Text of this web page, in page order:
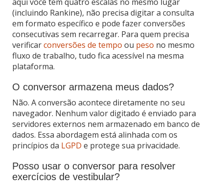
(incluindo Rankine), não precisa digitar a consulta
em formato específico e pode fazer conversões
consecutivas sem recarregar. Para quem precisa
verificarconversões de tempo ou peso no mesmo
fluxo de trabalho, tudo fica acessível na mesma
plataforma.
O conversor armazena meus dados?
Não. A conversão acontece diretamente no seu
navegador. Nenhum valor digitado é enviado para
servidores externos nem armazenado em banco de
dados. Essa abordagem está alinhada com os
princípios da LGPD e protege sua privacidade.
Posso usar o conversor para resolver
exercícios de vestibular?